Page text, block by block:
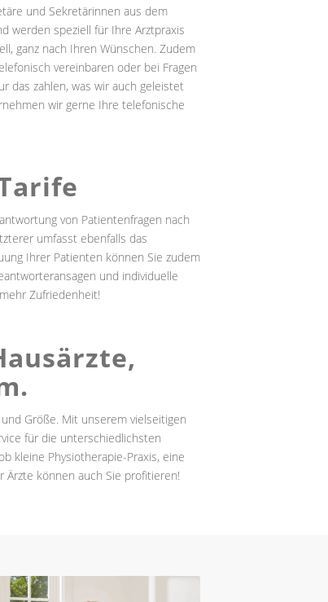
und Sekretärinnen aus dem
werden speziell für Ihre Arztpraxis
ganz nach Ihren Wünschen. Zudem
vereinbaren oder bei Fragen
das zahlen, was wir auch geleistet
wir gerne Ihre telefonische
von Patientenfragen nach
umfasst ebenfalls das
Ihrer Patienten können Sie zudem
und individuelle
Zufriedenheit!
Größe. Mit unserem vielseitigen
für die unterschiedlichsten
kleine Physiotherapie-Praxis, eine
Ärzte können auch Sie profitieren!